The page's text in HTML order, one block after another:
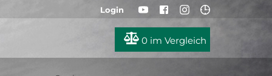
Login
0 im Vergleich